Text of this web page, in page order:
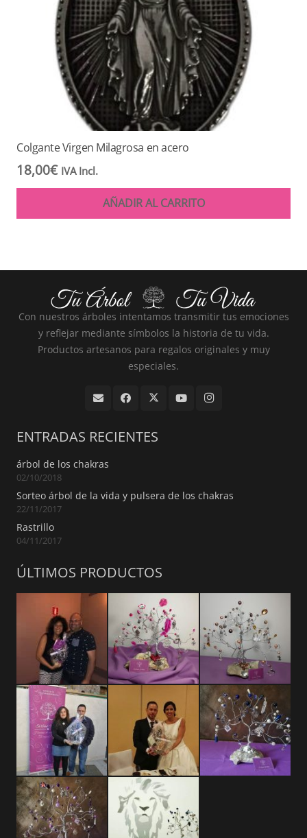
Colgante Virgen Milagrosa en acero
18,00€ IVA Incl.
AÑADIR AL CARRITO
Con nuestros árboles intentamos transmitir tus emociones
y reflejar mediante símbolos la historia de tu vida.
Productos artesanos para regalos originales y muy
especiales.
ENTRADAS RECIENTES
árbol de los chakras
02/10/2018
Sorteo árbol de la vida y pulsera de los chakras
22/11/2017
Rastrillo
04/11/2017
ÚLTIMOS PRODUCTOS